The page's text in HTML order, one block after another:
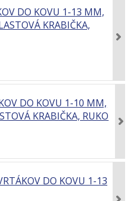
DO KOVU 1-13 MM,
KRABIČKA,
DO KOVU 1-10 MM,
KRABIČKA, RUKO
DO KOVU 1-13